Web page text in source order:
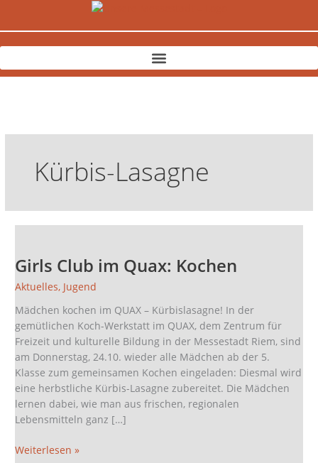
Kürbis-Lasagne
Girls Club im Quax: Kochen
Aktuelles, Jugend
Mädchen kochen im QUAX – Kürbislasagne! In der
gemütlichen Koch-Werkstatt im QUAX, dem Zentrum für
Freizeit und kulturelle Bildung in der Messestadt Riem, sind
am Donnerstag, 24.10. wieder alle Mädchen ab der 5.
Klasse zum gemeinsamen Kochen eingeladen: Diesmal wird
eine herbstliche Kürbis-Lasagne zubereitet. Die Mädchen
lernen dabei, wie man aus frischen, regionalen
Lebensmitteln ganz […]
im
Kochen
Weiterlesen »